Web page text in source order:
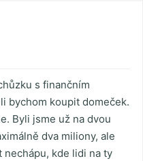
s finančním
bychom koupit domeček.
Byli jsme už na dvou
dva miliony, ale
nechápu, kde lidi na ty